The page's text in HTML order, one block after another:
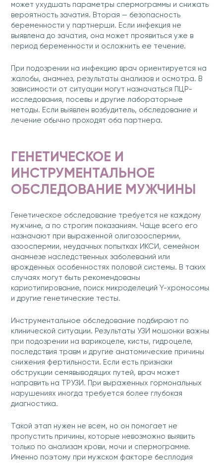
может ухудшать параметры спермограммы и снижать
вероятность зачатия. Вторая — безопасность
беременности у партнерши. Если инфекция не
выявлена до зачатия, она может проявиться уже в
период беременности и осложнить ее течение.
При подозрении на инфекцию врач ориентируется на
жалобы, анамнез, результаты анализов и осмотра. В
зависимости от ситуации могут назначаться ПЦР-
исследования, посевы и другие лабораторные
методы. Если выявлен возбудитель, обследование и
лечение обычно проходят оба партнера.
ГЕНЕТИЧЕСКОЕ И
ИНСТРУМЕНТАЛЬНОЕ
ОБСЛЕДОВАНИЕ МУЖЧИНЫ
Генетическое обследование требуется не каждому
мужчине, а по строгим показаниям. Чаще всего его
назначают при выраженной олигозооспермии,
азооспермии, неудачных попытках ИКСИ, семейном
анамнезе наследственных заболеваний или
врожденных особенностях половой системы. В таких
случаях могут быть рекомендованы
кариотипирование, поиск микроделеций Y-хромосомы
и другие генетические тесты.
Инструментальное обследование подбирают по
клинической ситуации. Результаты УЗИ мошонки важны
при подозрении на варикоцеле, кисты, гидроцеле,
последствия травм и другие анатомические причины
снижения фертильности. Если есть признаки
обструкции семявыводящих путей, врач может
направить на ТРУЗИ. При выраженных гормональных
нарушениях иногда требуется более глубокая
диагностика.
Такой этап нужен не всем, но он помогает не
пропустить причины, которые невозможно выявить
только по анализам крови, мочи и спермограмме.
Именно поэтому при мужском факторе бесплодия